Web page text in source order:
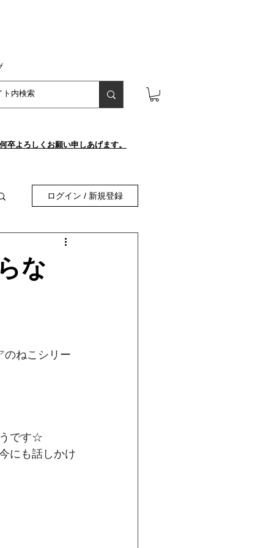
よろしくお願い申しあげます。
ログイン / 新規登録
な
のねこシリー
です☆﻿
にも話しかけ